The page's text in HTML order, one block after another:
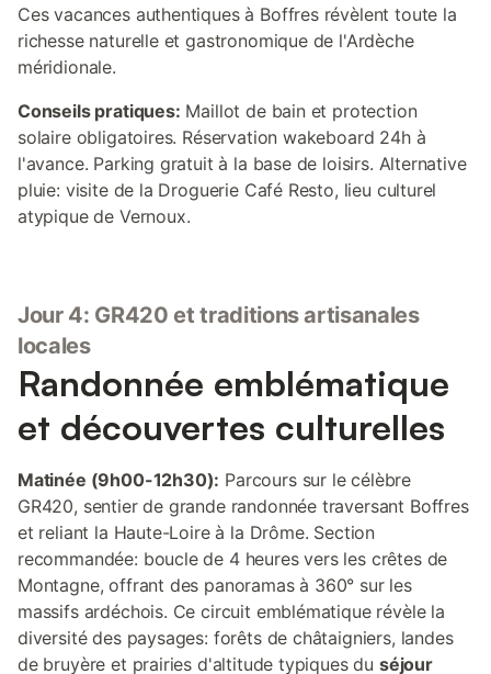
Ces vacances authentiques à Boffres révèlent toute la
richesse naturelle et gastronomique de l'Ardèche
méridionale.
Conseils pratiques: Maillot de bain et protection
solaire obligatoires. Réservation wakeboard 24h à
l'avance. Parking gratuit à la base de loisirs. Alternative
pluie: visite de la Droguerie Café Resto, lieu culturel
atypique de Vernoux.
Jour 4: GR420 et traditions artisanales
locales
Randonnée emblématique
et découvertes culturelles
Matinée (9h00-12h30): Parcours sur le célèbre
GR420, sentier de grande randonnée traversant Boffres
et reliant la Haute-Loire à la Drôme. Section
recommandée: boucle de 4 heures vers les crêtes de
Montagne, offrant des panoramas à 360° sur les
massifs ardéchois. Ce circuit emblématique révèle la
diversité des paysages: forêts de châtaigniers, landes
de bruyère et prairies d'altitude typiques du séjour